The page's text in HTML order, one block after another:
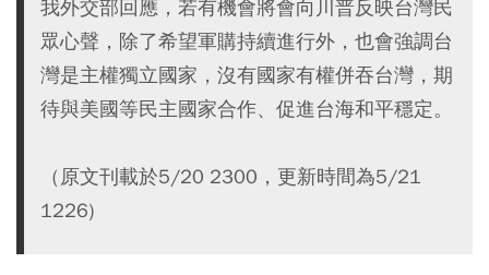
我外交部回應，若有機會將會向川普反映台灣民
眾心聲，除了希望軍購持續進行外，也會強調台
灣是主權獨立國家，沒有國家有權併吞台灣，期
待與美國等民主國家合作、促進台海和平穩定。
（原文刊載於5/20 2300，更新時間為5/21
1226)